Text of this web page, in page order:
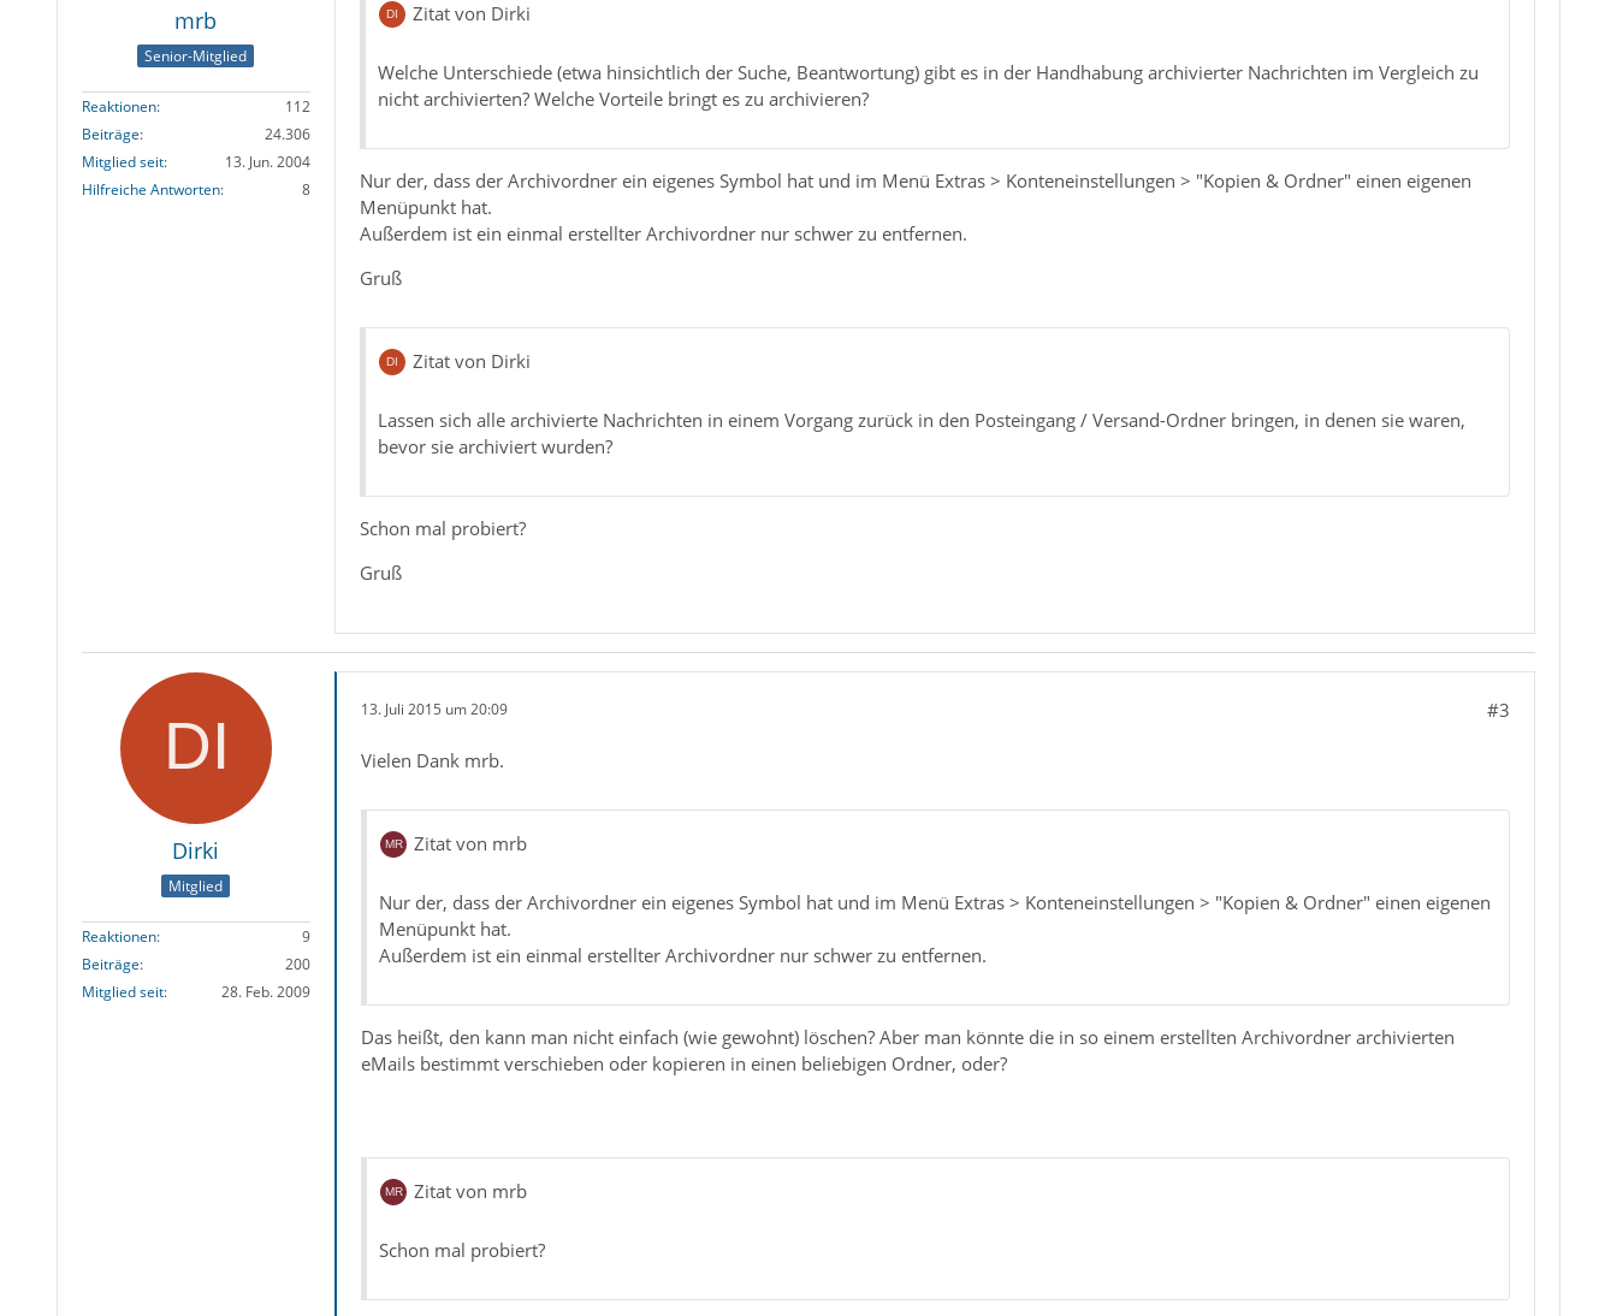
mrb
Senior-Mitglied
Reaktionen
112
Beiträge
24.306
Mitglied seit
13. Jun. 2004
Hilfreiche Antworten
8
Zitat von Dirki
Welche Unterschiede (etwa hinsichtlich der Suche, Beantwortung) gibt es in der Handhabung archivierter Nachrichten im Vergleich zu
nicht archivierten? Welche Vorteile bringt es zu archivieren?
Nur der, dass der Archivordner ein eigenes Symbol hat und im Menü Extras > Konteneinstellungen > "Kopien & Ordner" einen eigenen
Menüpunkt hat.
Außerdem ist ein einmal erstellter Archivordner nur schwer zu entfernen.
Gruß
Zitat von Dirki
Lassen sich alle archivierte Nachrichten in einem Vorgang zurück in den Posteingang / Versand-Ordner bringen, in denen sie waren,
bevor sie archiviert wurden?
Schon mal probiert?
Gruß
Dirki
Mitglied
Reaktionen
9
Beiträge
200
Mitglied seit
28. Feb. 2009
13. Juli 2015 um 20:09 #3
Vielen Dank mrb.
Zitat von mrb
Nur der, dass der Archivordner ein eigenes Symbol hat und im Menü Extras > Konteneinstellungen > "Kopien & Ordner" einen eigenen
Menüpunkt hat.
Außerdem ist ein einmal erstellter Archivordner nur schwer zu entfernen.
Das heißt, den kann man nicht einfach (wie gewohnt) löschen? Aber man könnte die in so einem erstellten Archivordner archivierten
eMails bestimmt verschieben oder kopieren in einen beliebigen Ordner, oder?
Zitat von mrb
Schon mal probiert?